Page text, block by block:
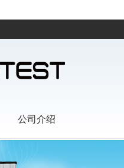
公司介绍